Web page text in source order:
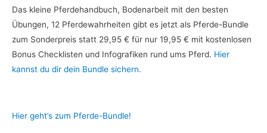
Das kleine Pferdehandbuch, Bodenarbeit mit den besten
Übungen, 12 Pferdewahrheiten gibt es jetzt als Pferde-Bundle
zum Sonderpreis statt 29,95 € für nur 19,95 € mit kostenlosen
Bonus Checklisten und Infografiken rund ums Pferd. Hier
kannst du dir dein Bundle sichern.
Hier geht’s zum Pferde-Bundle!